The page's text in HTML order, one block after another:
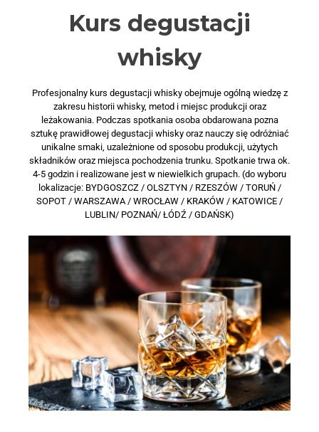
Kurs degustacji
whisky
Profesjonalny kurs degustacji whisky obejmuje ogólną wiedzę z
zakresu historii whisky, metod i miejsc produkcji oraz
leżakowania. Podczas spotkania osoba obdarowana pozna
sztukę prawidłowej degustacji whisky oraz nauczy się odróżniać
unikalne smaki, uzależnione od sposobu produkcji, użytych
składników oraz miejsca pochodzenia trunku. Spotkanie trwa ok.
4-5 godzin i realizowane jest w niewielkich grupach. (do wyboru
lokalizacje: BYDGOSZCZ / OLSZTYN / RZESZÓW / TORUŃ /
SOPOT / WARSZAWA / WROCŁAW / KRAKÓW / KATOWICE /
LUBLIN/ POZNAŃ/ ŁÓDŹ / GDAŃSK)